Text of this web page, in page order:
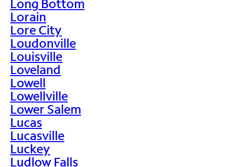
Long Bottom
Lorain
Lore City
Loudonville
Louisville
Loveland
Lowell
Lowellville
Lower Salem
Lucas
Lucasville
Luckey
Ludlow Falls